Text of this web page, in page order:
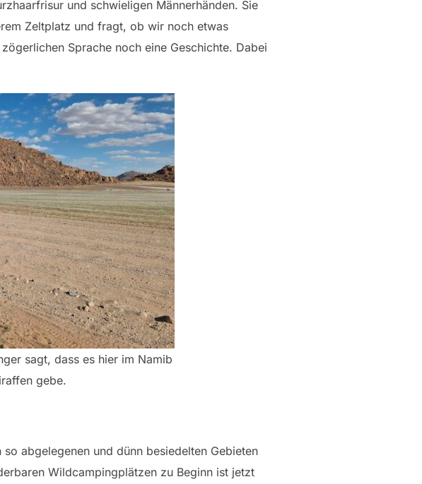
und schwieligen Männerhänden. Sie
Zeltplatz und fragt, ob wir noch etwas
Sprache noch eine Geschichte. Dabei
sagt, dass es hier im Namib
gebe.
abgelegenen und dünn besiedelten Gebieten
Wildcampingplätzen zu Beginn ist jetzt